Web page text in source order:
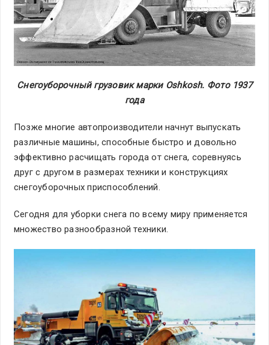
Снегоуборочный грузовик марки Oshkosh. Фото 1937
года
Позже многие автопроизводители начнут выпускать
различные машины, способные быстро и довольно
эффективно расчищать города от снега, соревнуясь
друг с другом в размерах техники и конструкциях
снегоуборочных приспособлений.
Сегодня для уборки снега по всему миру применяется
множество разнообразной техники.